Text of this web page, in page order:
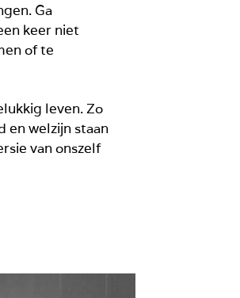
Ga
keer niet
of te
leven. Zo
en welzijn staan
van onszelf